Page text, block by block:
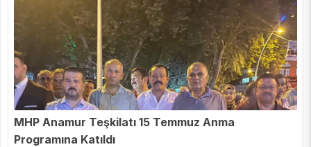
MHP Anamur Teşkilatı 15 Temmuz Anma
Programına Katıldı